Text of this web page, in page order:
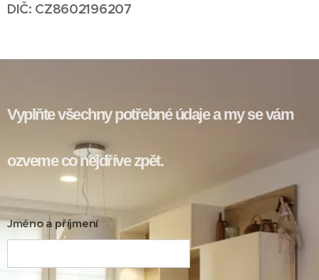
DIČ: CZ8602196207
Vyplňte všechny potřebné údaje a my se vám
ozveme co nejdříve zpět.
Jméno a příjmení